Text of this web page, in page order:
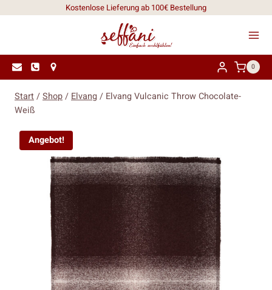
Kostenlose Lieferung ab 100€ Bestellung
0
Start/Shop/ Elvang / Elvang Vulcanic Throw Chocolate-
Weiß
Angebot!